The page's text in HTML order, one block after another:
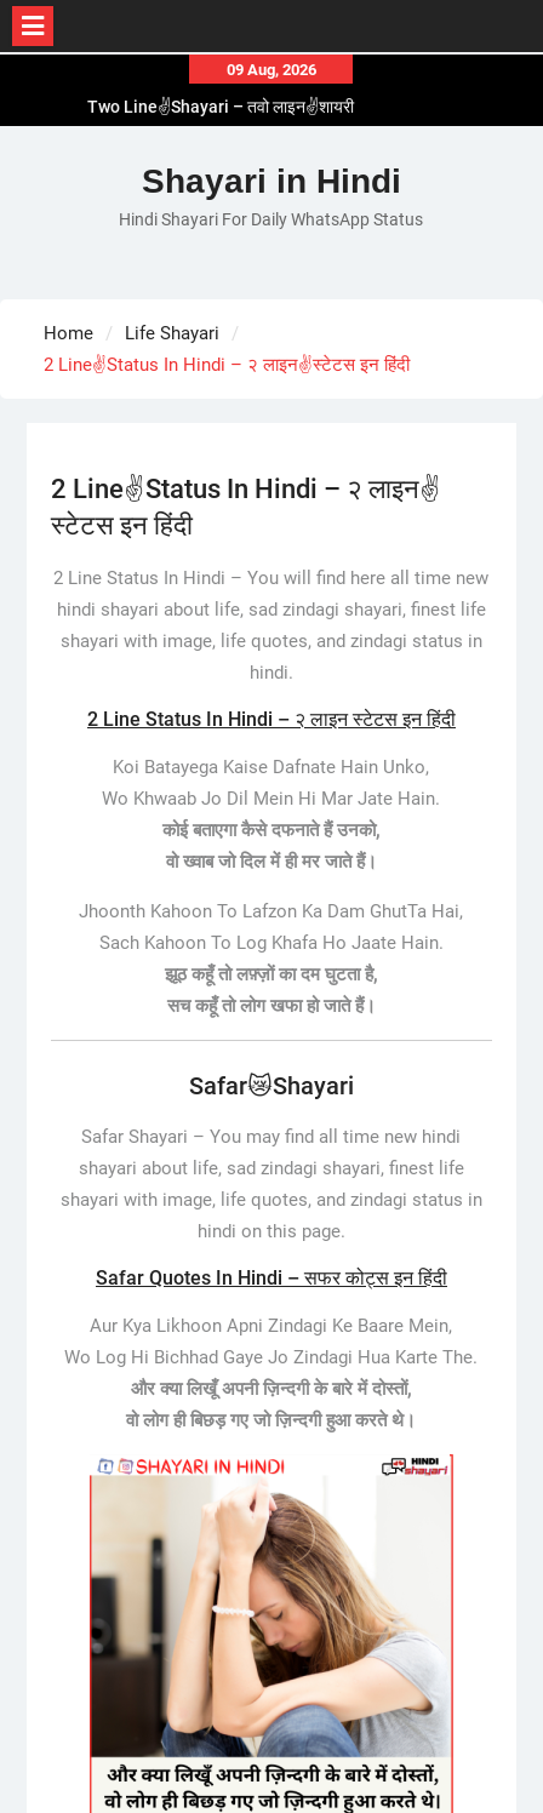
content
09 Aug, 2026
Two Line✌️Shayari – तवो लाइन✌️शायरी
Romantic Love😽Status – रोमांटिक लव😽स्टेटस
Love🥳Poetry In Hindi – लव🥳पोएट्री इन हिंदी
1 Line☝️Shayari In Hindi – १ लाइन☝️शायरी इन हिंदी
Shayari in Hindi
Hindi Shayari For Daily WhatsApp Status
Home
Life Shayari
2 Line✌️Status In Hindi – २ लाइन✌️स्टेटस इन हिंदी
2 Line✌️Status In Hindi – २ लाइन✌️
स्टेटस इन हिंदी
2 Line Status In Hindi – You will find here all time new
hindi shayari about life, sad zindagi shayari, finest life
shayari with image, life quotes, and zindagi status in
hindi.
2 Line Status In Hindi – २ लाइन स्टेटस इन हिंदी
Koi Batayega Kaise Dafnate Hain Unko,
Wo Khwaab Jo Dil Mein Hi Mar Jate Hain.
कोई बताएगा कैसे दफनाते हैं उनको,
वो ख्वाब जो दिल में ही मर जाते हैं।
Jhoonth Kahoon To Lafzon Ka Dam GhutTa Hai,
Sach Kahoon To Log Khafa Ho Jaate Hain.
झूठ कहूँ तो लफ़्ज़ों का दम घुटता है,
सच कहूँ तो लोग खफा हो जाते हैं।
Safar😿Shayari
Safar Shayari –You may find all time new hindi
shayari about life, sad zindagi shayari, finest life
shayari with image, life quotes, and zindagi status in
hindi on this page.
Safar Quotes In Hindi – सफर कोट्स इन हिंदी
Aur Kya Likhoon Apni Zindagi Ke Baare Mein,
Wo Log Hi Bichhad Gaye Jo Zindagi Hua Karte The.
और क्या लिखूँ अपनी ज़िन्दगी के बारे में दोस्तों,
वो लोग ही बिछड़ गए जो ज़िन्दगी हुआ करते थे।